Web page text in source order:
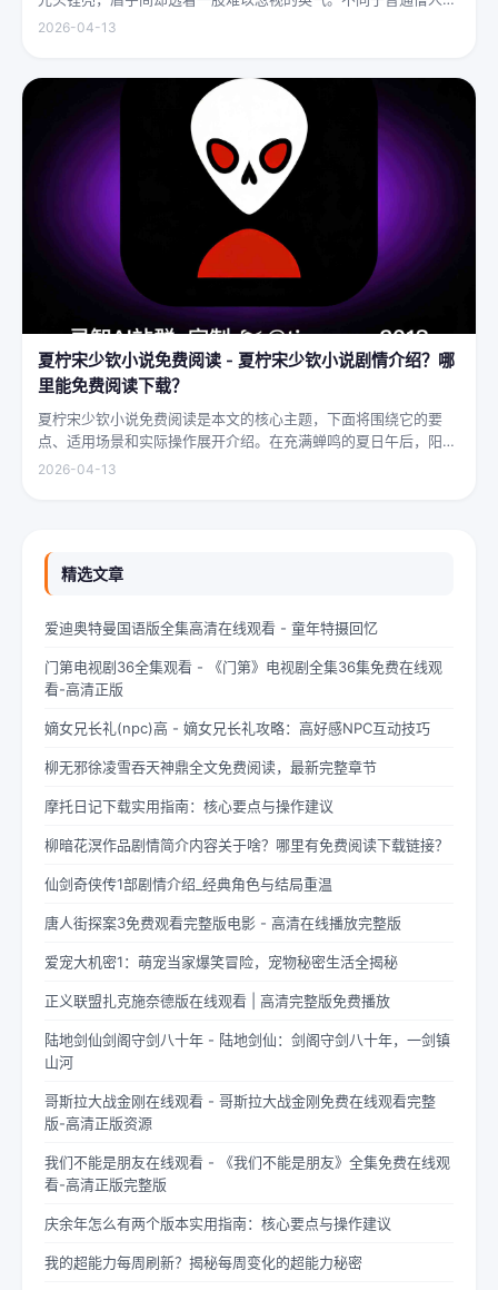
慈眉善目，武僧的眼神中常常闪烁着锐利的光，仿佛能洞穿一切虚
2026-04-13
夏柠宋少钦小说免费阅读 - 夏柠宋少钦小说剧情介绍？哪
里能免费阅读下载？
夏柠宋少钦小说免费阅读是本文的核心主题，下面将围绕它的要
点、适用场景和实际操作展开介绍。在充满蝉鸣的夏日午后，阳光
透过梧桐树叶的缝隙，洒在少女夏柠的肩头。她坐在旧书摊旁，手
2026-04-13
精选文章
爱迪奥特曼国语版全集高清在线观看 - 童年特摄回忆
门第电视剧36全集观看 - 《门第》电视剧全集36集免费在线观
看-高清正版
嫡女兄长礼(npc)高 - 嫡女兄长礼攻略：高好感NPC互动技巧
柳无邪徐凌雪吞天神鼎全文免费阅读，最新完整章节
摩托日记下载实用指南：核心要点与操作建议
柳暗花溟作品剧情简介内容关于啥？哪里有免费阅读下载链接？
仙剑奇侠传1部剧情介绍_经典角色与结局重温
唐人街探案3免费观看完整版电影 - 高清在线播放完整版
爱宠大机密1：萌宠当家爆笑冒险，宠物秘密生活全揭秘
正义联盟扎克施奈德版在线观看 | 高清完整版免费播放
陆地剑仙剑阁守剑八十年 - 陆地剑仙：剑阁守剑八十年，一剑镇
山河
哥斯拉大战金刚在线观看 - 哥斯拉大战金刚免费在线观看完整
版-高清正版资源
我们不能是朋友在线观看 - 《我们不能是朋友》全集免费在线观
看-高清正版完整版
庆余年怎么有两个版本实用指南：核心要点与操作建议
我的超能力每周刷新？揭秘每周变化的超能力秘密